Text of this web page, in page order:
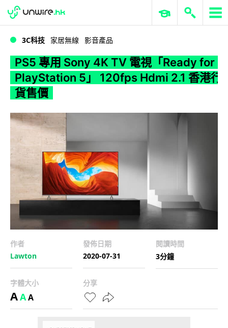
WWDC 2026 ERP 與商業 AI
3C科技 家居無線 影音產品
PS5 專用 Sony 4K TV 電視「Ready for
PlayStation 5」 120fps Hdmi 2.1 香港行
貨售價
作者
Lawton
發佈日期
2020-07-31
閱讀時間
3分鐘
字體大小
AAA
分享